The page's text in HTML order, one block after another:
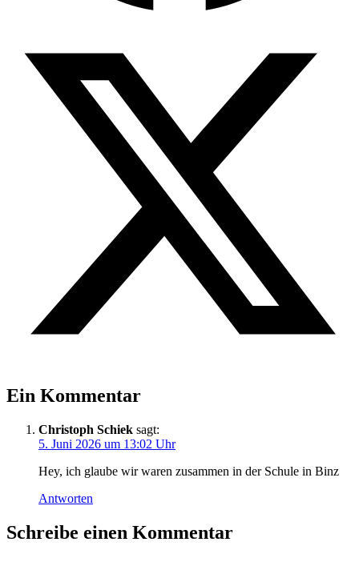
Ein Kommentar
Christoph Schiek sagt:
5. Juni 2026 um 13:02 Uhr
Hey, ich glaube wir waren zusammen in der Schule in Binz
Antworten
Schreibe einen Kommentar